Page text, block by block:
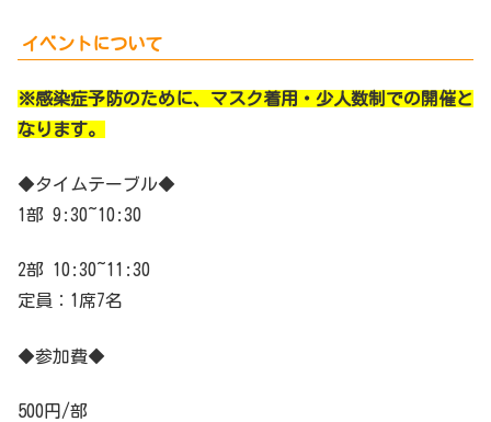
イベントについて
※感染症予防のために、マスク着用・少人数制での開催と
なります。
◆タイムテーブル◆
1部 9:30~10:30
2部 10:30~11:30
定員：1席7名
◆参加費◆
500円/部